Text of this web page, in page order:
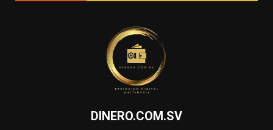
DINERO.COM.SV